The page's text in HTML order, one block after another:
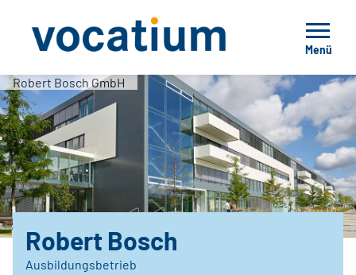
Menü
Robert Bosch GmbH
Robert Bosch
Ausbildungsbetrieb